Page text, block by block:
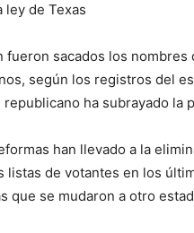
ley de Texas
fueron sacados los
según los registros del
republicano ha subrayado la
han llevado a la
listas de votantes en los
que se mudaron a otro